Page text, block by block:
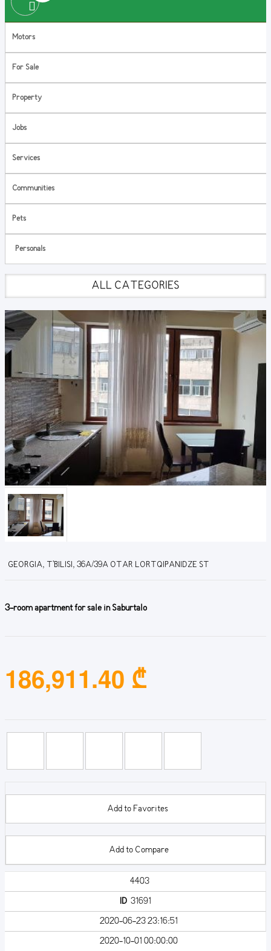
Motors
For Sale
Property
Jobs
Services
Communities
Pets
Personals
ALL CATEGORIES
GEORGIA, T'BILISI, 36A/39A OTAR LORTQIPANIDZE ST
3-room apartment for sale in Saburtalo
186,911.40 ₾
Add to Favorites
Add to Compare
4403
ID31691
2020-06-23 23:16:51
2020-10-01 00:00:00